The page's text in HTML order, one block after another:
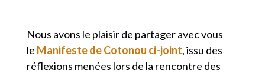
Nous avons le plaisir de partager avec vous
le Manifeste de Cotonou ci-joint, issu des
réflexions menées lors de la rencontre des